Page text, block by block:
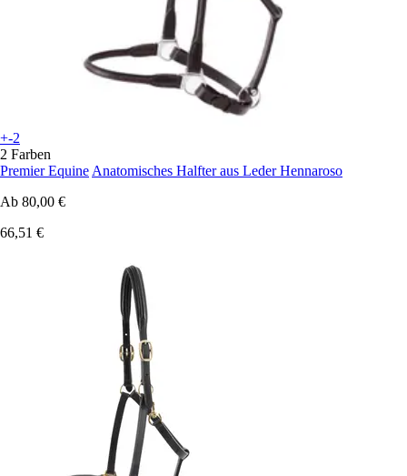
+-2
2 Farben
Premier Equine Anatomisches Halfter aus Leder Hennaroso
Ab 80,00 €
66,51 €